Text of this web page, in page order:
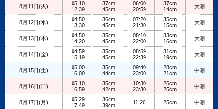
8月11日(火)
05:10
12:39
37cm
45cm
06:00
20:59
37cm
14cm
大潮
8月12日(水)
04:50
13:30
36cm
45cm
07:20
21:30
35cm
15cm
大潮
8月13日(木)
04:50
14:20
35cm
45cm
08:10
22:00
33cm
16cm
大潮
8月14日(金)
04:59
15:19
35cm
45cm
08:59
22:39
31cm
19cm
大潮
8月15日(土)
05:00
16:00
35cm
44cm
09:40
23:00
28cm
21cm
中潮
8月16日(日)
05:10
16:59
35cm
42cm
10:30
23:30
26cm
25cm
中潮
8月17日(月)
05:29
17:49
36cm
39cm
11:20 25cm 中潮